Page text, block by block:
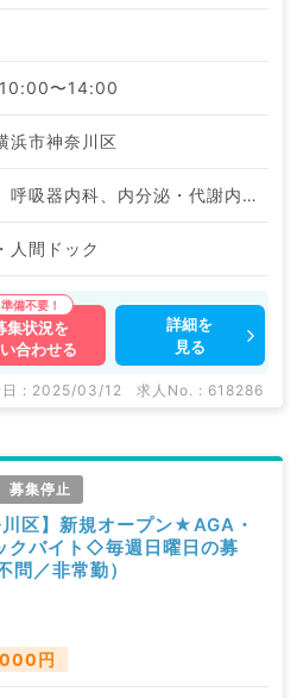
〜14:00
浜市神奈川区
一般内科、呼吸器内科、内分泌・代謝内科、腎臓内科、健診・人間ドック
人間ドック
集状況を
合わせる
詳細を
見る
日 : 2025/03/12 求人No. : 618286
募集停止
川区】新規オープン★AGA・
クバイト◇毎週日曜日の募
／非常勤）
円